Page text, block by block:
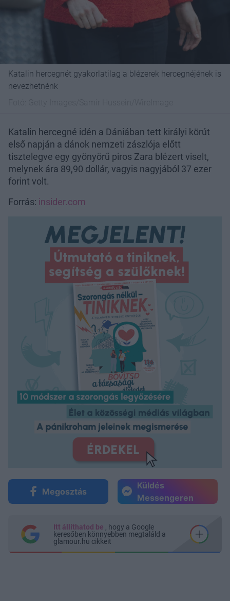
Katalin hercegnét gyakorlatilag a blézerek hercegnéjének is
nevezhetnénk
Katalin hercegné idén a Dániában tett királyi körút
első napján a dánok nemzeti zászlója előtt
tisztelegve egy gyönyörű piros Zara blézert viselt,
melynek ára 89,90 dollár, vagyis nagyjából 37 ezer
forint volt.
Forrás: insider.com
Megosztás
Küldés
Messengeren
Itt állíthatod be , hogy a Google
keresőben könnyebben megtaláld a
glamour.hu cikkeit